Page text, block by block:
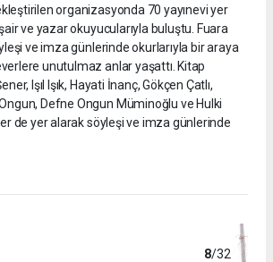
organizasyonda 70 yayınevi yer
ve yazar okuyucularıyla buluştu. Fuara
ve imza günlerinde okurlarıyla bir araya
unutulmaz anlar yaşattı. Kitap
Işıl Işık, Hayati İnanç, Gökçen Çatlı,
Defne Ongun Müminoğlu ve Hulki
de yer alarak söyleşi ve imza günlerinde
8/32